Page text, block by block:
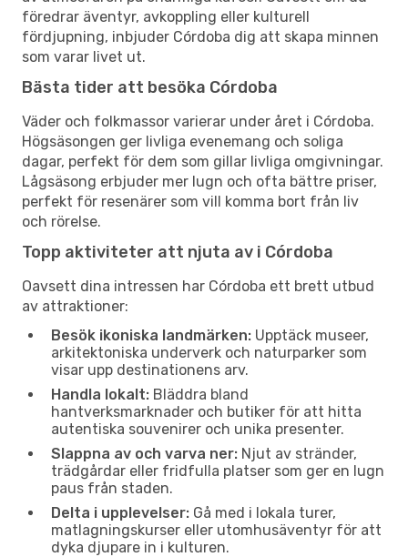
föredrar äventyr, avkoppling eller kulturell
fördjupning, inbjuder Córdoba dig att skapa minnen
som varar livet ut.
Bästa tider att besöka Córdoba
Väder och folkmassor varierar under året i Córdoba.
Högsäsongen ger livliga evenemang och soliga
dagar, perfekt för dem som gillar livliga omgivningar.
Lågsäsong erbjuder mer lugn och ofta bättre priser,
perfekt för resenärer som vill komma bort från liv
och rörelse.
Topp aktiviteter att njuta av i Córdoba
Oavsett dina intressen har Córdoba ett brett utbud
av attraktioner:
Besök ikoniska landmärken: Upptäck museer,
arkitektoniska underverk och naturparker som
visar upp destinationens arv.
Handla lokalt: Bläddra bland
hantverksmarknader och butiker för att hitta
autentiska souvenirer och unika presenter.
Slappna av och varva ner: Njut av stränder,
trädgårdar eller fridfulla platser som ger en lugn
paus från staden.
Delta i upplevelser: Gå med i lokala turer,
matlagningskurser eller utomhusäventyr för att
dyka djupare in i kulturen.